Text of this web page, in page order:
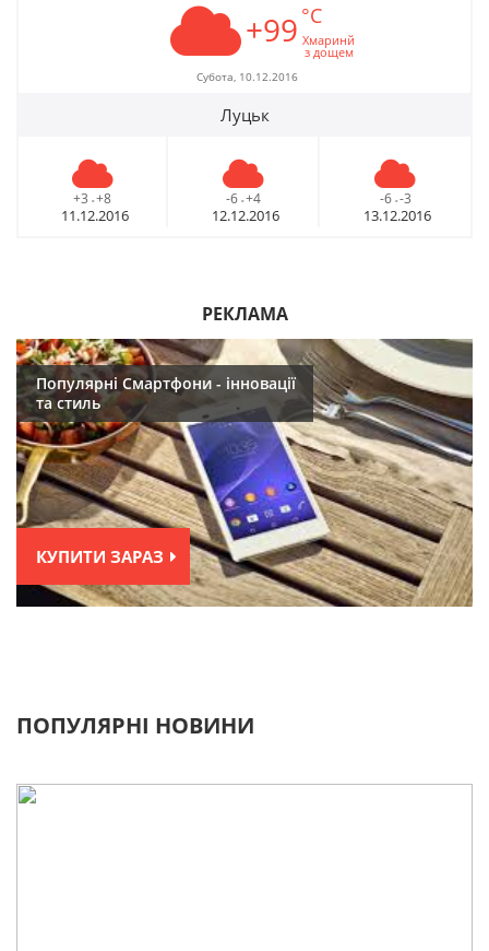
+99 °C
Хмаринй
з дощем
Субота, 10.12.2016
Луцьк
+3 - +8
11.12.2016
-6 - +4
12.12.2016
-6 - -3
13.12.2016
РЕКЛАМА
Популярні Смартфони - інновації
та стиль
КУПИТИ ЗАРАЗ
ПОПУЛЯРНІ НОВИНИ